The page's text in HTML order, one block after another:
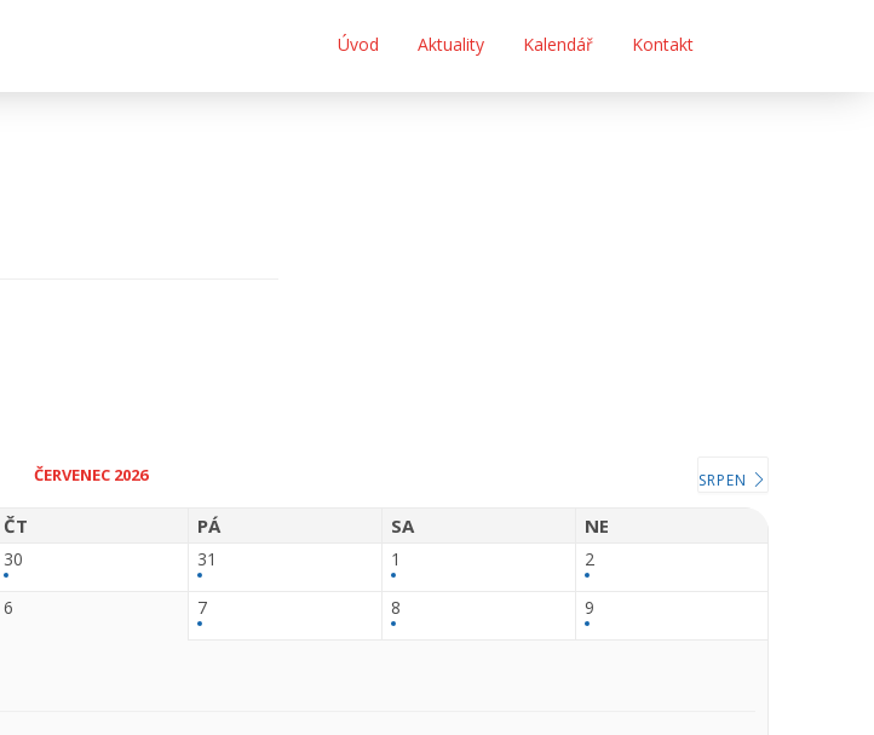
Úvod Aktuality Kalendář Kontakt
ČERVENEC 2026 SRPEN
ČT PÁ SA NE
30 31 1 2
6 7 8 9